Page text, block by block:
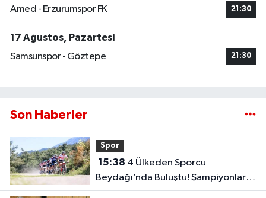
Amed - Erzurumspor FK 21:30
17 Ağustos, Pazartesi
Samsunspor - Göztepe
21:30
Son Haberler
Spor
15:38
Beydağı’nda Buluştu! Şampiyonlar
Belli Oldu